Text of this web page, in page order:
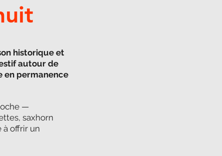
historique et
autour de
en permanence
—
saxhorn
offrir un